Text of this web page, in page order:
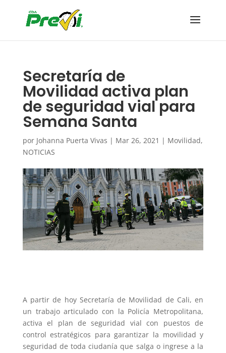
Secretaría de
Movilidad activa plan
de seguridad vial para
Semana Santa
por Johanna Puerta Vivas | Mar 26, 2021 | Movilidad,
NOTICIAS
A partir de hoy Secretaría de Movilidad de Cali, en
un trabajo articulado con la Policía Metropolitana,
activa el plan de seguridad vial con puestos de
control estratégicos para garantizar la movilidad y
seguridad de toda ciudanía que salga o ingrese a la